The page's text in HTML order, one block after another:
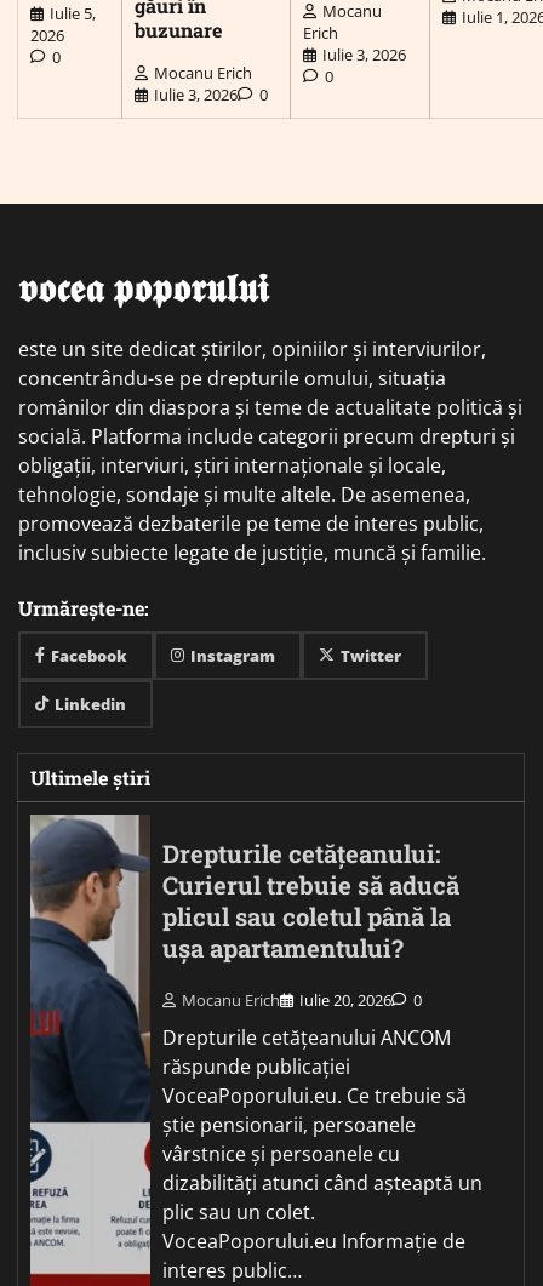
Iulie 5,
2026
0
găuri în
buzunare
Mocanu Erich
Iulie 3, 2026
0
Mocanu
Erich
Iulie 3, 2026
0
Iulie 1,
𝖛𝖔𝖈𝖊𝖆 𝖕𝖔𝖕𝖔𝖗𝖚𝖑𝖚𝖎
este un site dedicat știrilor, opiniilor și interviurilor,
concentrându-se pe drepturile omului, situația
românilor din diaspora și teme de actualitate politică și
socială. Platforma include categorii precum drepturi și
obligații, interviuri, știri internaționale și locale,
tehnologie, sondaje și multe altele. De asemenea,
promovează dezbaterile pe teme de interes public,
inclusiv subiecte legate de justiție, muncă și familie.
Urmărește-ne:
Facebook Instagram Twitter
Linkedin
Ultimele știri
Drepturile cetățeanului:
Curierul trebuie să aducă
plicul sau coletul până la
ușa apartamentului?
Mocanu Erich Iulie 20, 2026 0
Drepturile cetățeanului ANCOM
răspunde publicației
VoceaPoporului.eu. Ce trebuie să
știe pensionarii, persoanele
vârstnice și persoanele cu
dizabilități atunci când așteaptă un
plic sau un colet.
VoceaPoporului.eu Informație de
interes public…